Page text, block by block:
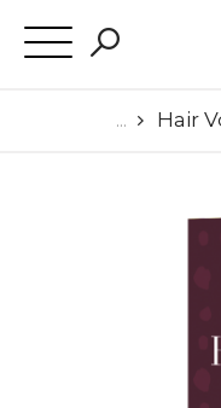
Hair